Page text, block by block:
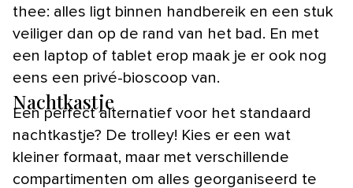
thee: alles ligt binnen handbereik en een stuk
veiliger dan op de rand van het bad. En met
een laptop of tablet erop maak je er ook nog
eens een privé-bioscoop van.
Nachtkastje
Een perfect alternatief voor het standaard
nachtkastje? De trolley! Kies er een wat
kleiner formaat, maar met verschillende
compartimenten om alles georganiseerd te